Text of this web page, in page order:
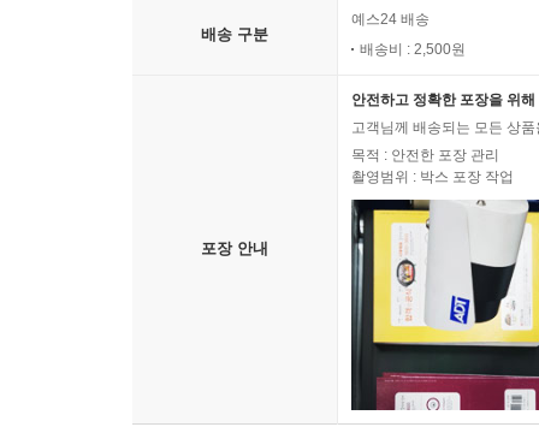
주변과 사회에서 오가는 말들을 날카롭게 바라
따라가다 보면 나의 오늘 하루도 생각하게 된다.
배송 구분
예스24 배송
배송비 : 2,500원
포장 안내
안전하고 정확한 포장을 위
고객님께 배송되는 모든 상
목적 : 안전한 포장 관리
촬영범위 : 박스 포장 작업